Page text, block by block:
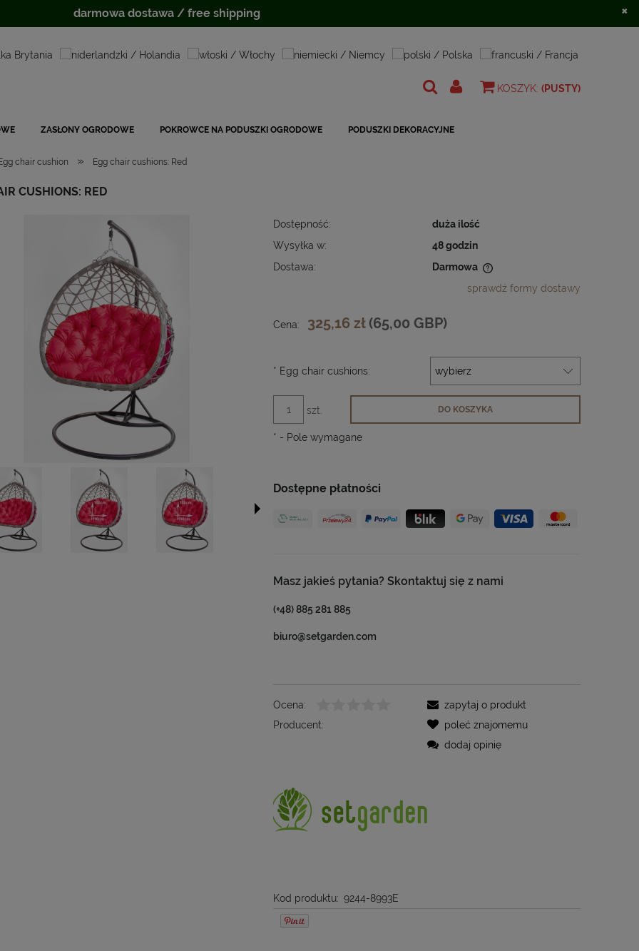
KOSZYK: (PUSTY)
ZASŁONY OGRODOWE POKROWCE NA PODUSZKI OGRODOWE PODUSZKI DEKORACYJNE
chair cushion » Egg chair cushions: Red
CUSHIONS: RED
Dostępność:
duża ilość
Wysyłka w:
48 godzin
Dostawa:
Darmowa
sprawdź formy dostawy
Dostępne płatności
Masz jakieś pytania? Skontaktuj się z nami
(+48) 885 281 885
biuro@setgarden.com
Cena: 325,16 zł (65,00 GBP)
* Egg chair cushions:
szt. DO KOSZYKA
* - Pole wymagane
Ocena:
Producent:
Kod produktu: 9244-8993E
zapytaj o produkt
poleć znajomemu
dodaj opinię
darmowa dostawa / free shipping ×